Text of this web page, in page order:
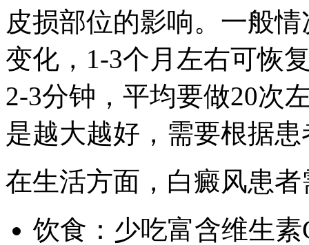
皮损部位的影响。一般
变化，1-3个月左右可恢
2-3分钟，平均要做20次
是越大越好，需要根据
在生活方面，白癜风患
饮食：少吃富含维生